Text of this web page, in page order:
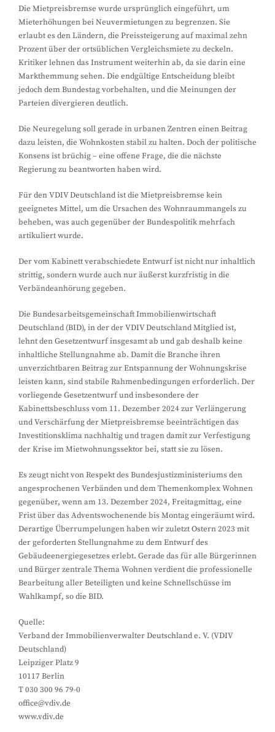
Die Mietpreisbremse wurde ursprünglich eingeführt, um
Mieterhöhungen bei Neuvermietungen zu begrenzen. Sie
erlaubt es den Ländern, die Preissteigerung auf maximal zehn
Prozent über der ortsüblichen Vergleichsmiete zu deckeln.
Kritiker lehnen das Instrument weiterhin ab, da sie darin eine
Markthemmung sehen. Die endgültige Entscheidung bleibt
jedoch dem Bundestag vorbehalten, und die Meinungen der
Parteien divergieren deutlich.
Die Neuregelung soll gerade in urbanen Zentren einen Beitrag
dazu leisten, die Wohnkosten stabil zu halten. Doch der politische
Konsens ist brüchig – eine offene Frage, die die nächste
Regierung zu beantworten haben wird.
Für den VDIV Deutschland ist die Mietpreisbremse kein
geeignetes Mittel, um die Ursachen des Wohnraummangels zu
beheben, was auch gegenüber der Bundespolitik mehrfach
artikuliert wurde.
Der vom Kabinett verabschiedete Entwurf ist nicht nur inhaltlich
strittig, sondern wurde auch nur äußerst kurzfristig in die
Verbändeanhörung gegeben.
Die Bundesarbeitsgemeinschaft Immobilienwirtschaft
Deutschland (BID), in der der VDIV Deutschland Mitglied ist,
lehnt den Gesetzentwurf insgesamt ab und gab deshalb keine
inhaltliche Stellungnahme ab. Damit die Branche ihren
unverzichtbaren Beitrag zur Entspannung der Wohnungskrise
leisten kann, sind stabile Rahmenbedingungen erforderlich. Der
vorliegende Gesetzentwurf und insbesondere der
Kabinettsbeschluss vom 11. Dezember 2024 zur Verlängerung
und Verschärfung der Mietpreisbremse beeinträchtigen das
Investitionsklima nachhaltig und tragen damit zur Verfestigung
der Krise im Mietwohnungssektor bei, statt sie zu lösen.
Es zeugt nicht von Respekt des Bundesjustizministeriums den
angesprochenen Verbänden und dem Themenkomplex Wohnen
gegenüber, wenn am 13. Dezember 2024, Freitagmittag, eine
Frist über das Adventswochenende bis Montag eingeräumt wird.
Derartige Überrumpelungen haben wir zuletzt Ostern 2023 mit
der geforderten Stellungnahme zu dem Entwurf des
Gebäudeenergiegesetzes erlebt. Gerade das für alle Bürgerinnen
und Bürger zentrale Thema Wohnen verdient die professionelle
Bearbeitung aller Beteiligten und keine Schnellschüsse im
Wahlkampf, so die BID.
Quelle:
Verband der Immobilienverwalter Deutschland e. V. (VDIV
Deutschland)
Leipziger Platz 9
10117 Berlin
T 030 300 96 79-0
office@vdiv.de
www.vdiv.de